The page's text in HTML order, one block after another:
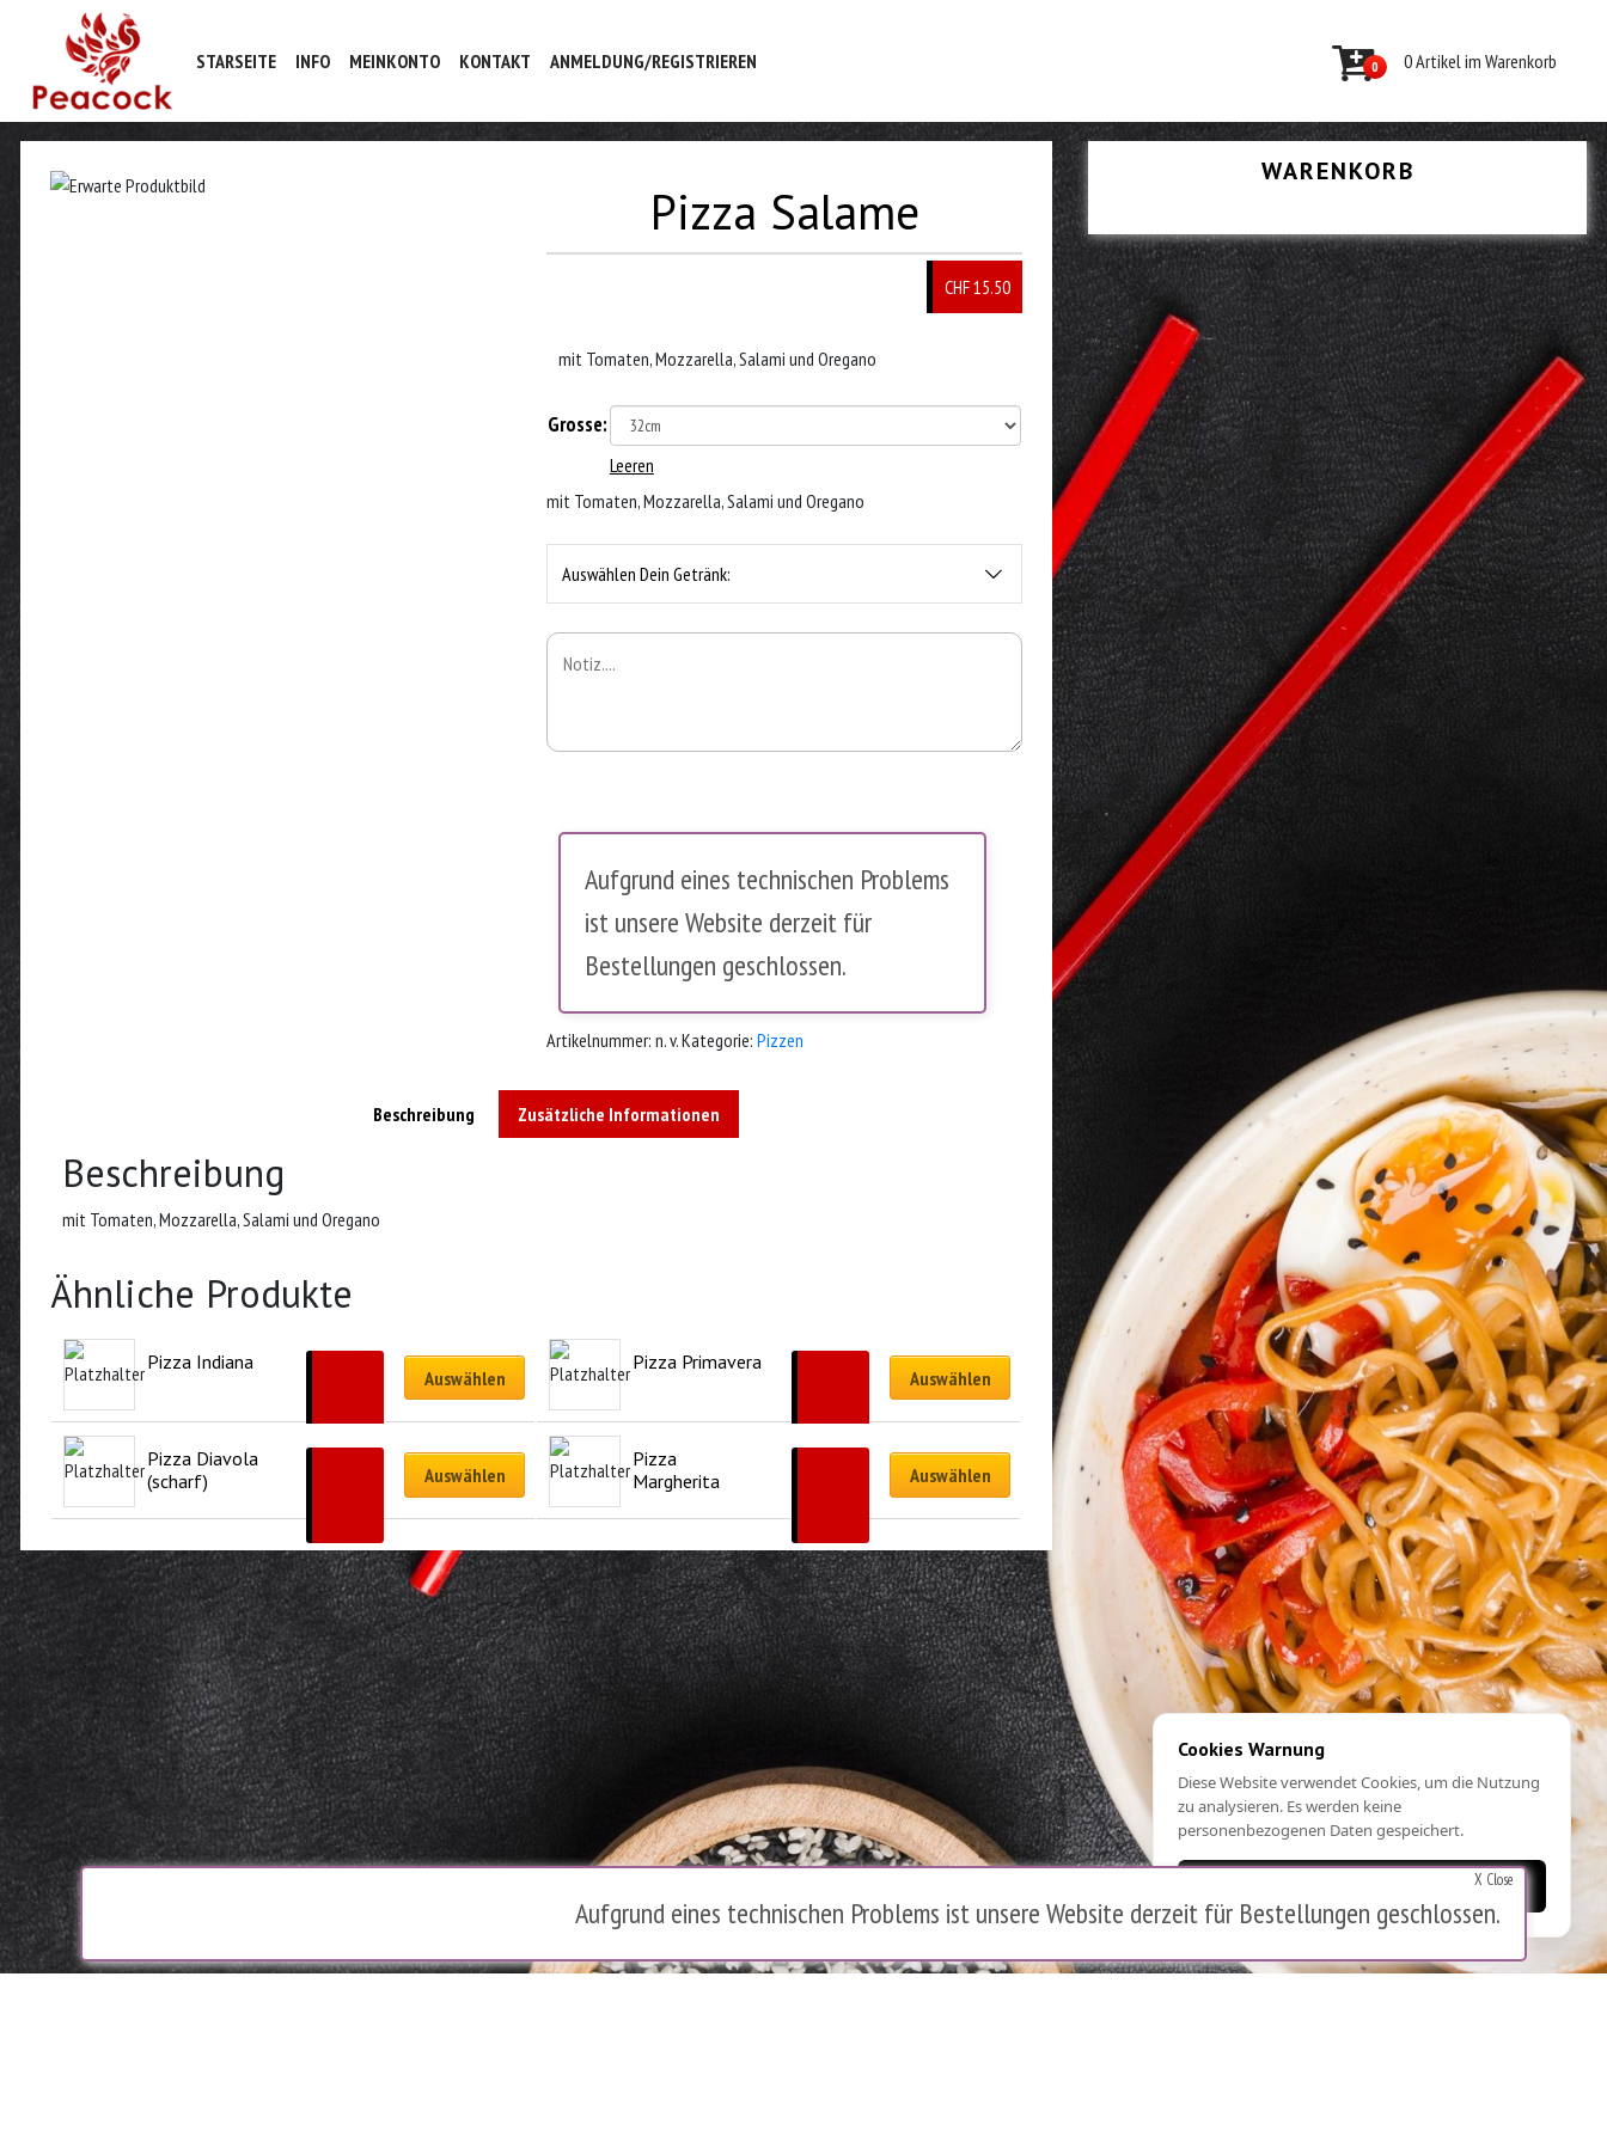
STARSEITE INFO MEINKONTO KONTAKT ANMELDUNG/REGISTRIEREN 0 0 Artikel im Warenkorb
Pizza Salame
CHF 15.50
mit Tomaten, Mozzarella, Salami und Oregano
Grosse:
Leeren
mit Tomaten, Mozzarella, Salami und Oregano
Auswählen Dein Getränk:
Aufgrund eines technischen Problems
ist unsere Website derzeit für
Bestellungen geschlossen.
Artikelnummer: n. v.Kategorie: Pizzen
Beschreibung Zusätzliche Informationen
Beschreibung
mit Tomaten, Mozzarella, Salami und Oregano
Ähnliche Produkte
Pizza Indiana
CHF32.00
Auswählen
Pizza Primavera
CHF32.00
Auswählen
Pizza Diavola
(scharf)
32.00
Auswählen
Pizza
Margherita
29.00
Auswählen
WARENKORB
Cookies Warnung
Diese Website verwendet Cookies, um die Nutzung
zu analysieren. Es werden keine
personenbezogenen Daten gespeichert.
X Close
Aufgrund eines technischen Problems ist unsere Website derzeit für Bestellungen geschlossen.